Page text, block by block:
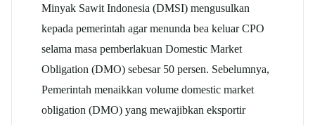
Minyak Sawit Indonesia (DMSI) mengusulkan
kepada pemerintah agar menunda bea keluar CPO
selama masa pemberlakuan Domestic Market
Obligation (DMO) sebesar 50 persen. Sebelumnya,
Pemerintah menaikkan volume domestic market
obligation (DMO) yang mewajibkan eksportir